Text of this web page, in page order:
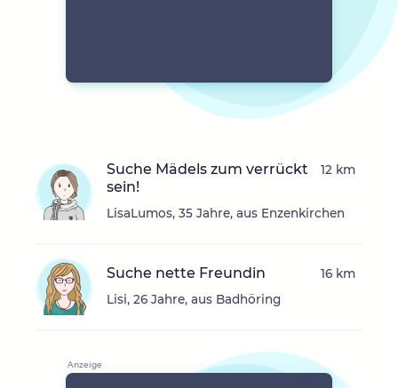
Suche Mädels zum verrückt
sein!
LisaLumos, 35 Jahre, aus Enzenkirchen
12 km
Suche nette Freundin
Lisi, 26 Jahre, aus Badhöring
16 km